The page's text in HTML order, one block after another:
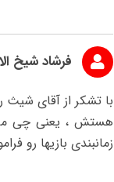
فرشاد شیخ
با تشکر از آقای شیث
هستش ، یعنی چی ما
زمانبندی بازیها